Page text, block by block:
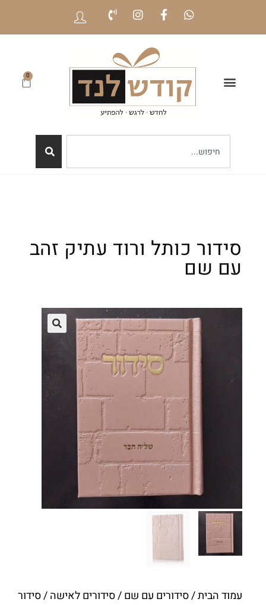
0
סידור כותל ורוד עתיק זהב
עם שם
עמוד הבית/סידורים עם שם/סידורים לאישה/ סידור